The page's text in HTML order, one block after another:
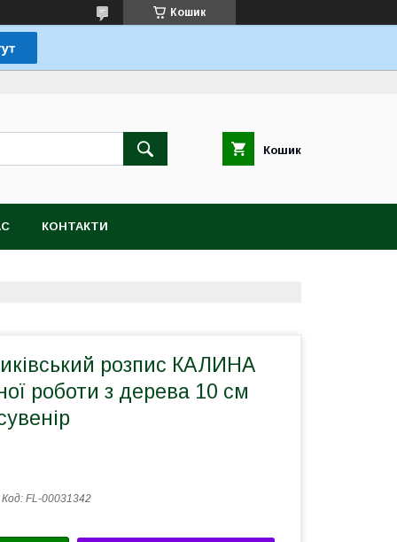
Кошик
Кошик
КОНТАКТИ
розпис КАЛИНА
роботи з дерева 10 см
Код: FL-00031342